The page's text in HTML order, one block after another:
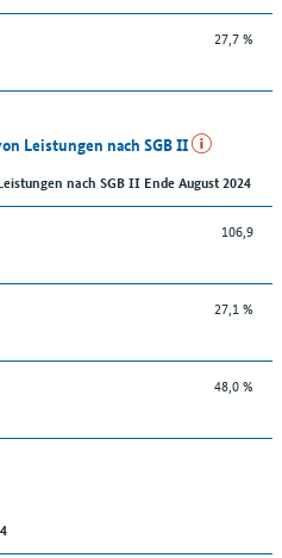
27,7 %
Leistungen nach SGB II
nach SGB II Ende August 2024
106,9
27,1 %
48,0 %